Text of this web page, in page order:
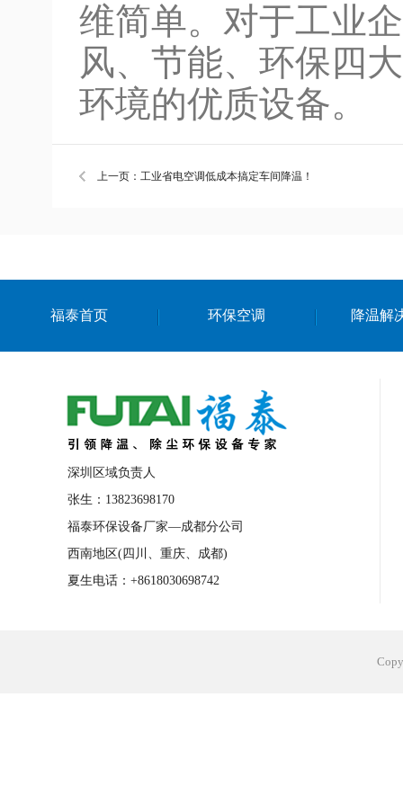
维简单。对于工业
风、节能、环保四
环境的优质设备。
上一页：工业省电空调低成本搞定车间降温！
福泰首页 环保空调 降温解
深圳区域负责人
张生：13823698170
福泰环保设备厂家—成都分公司
西南地区(四川、重庆、成都)
夏生电话：+8618030698742